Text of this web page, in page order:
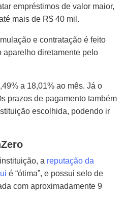
empréstimos de valor maior,
mais de R$ 40 mil.
e contratação é feito
diretamente pelo
a 18,01% ao mês. Já o
prazos de pagamento também
escolhida, podendo ir
a reputação da
é “ótima”, e possui selo de
com aproximadamente 9